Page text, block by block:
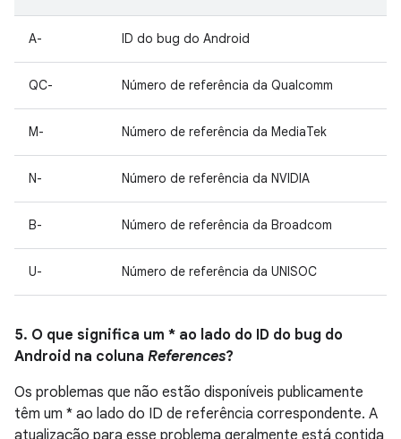
A- ID do bug do Android
QC- Número de referência da Qualcomm
M- Número de referência da MediaTek
N- Número de referência da NVIDIA
B- Número de referência da Broadcom
U- Número de referência da UNISOC
5. O que significa um * ao lado do ID do bug do
Android na coluna References?
Os problemas que não estão disponíveis publicamente
têm um * ao lado do ID de referência correspondente. A
atualização para esse problema geralmente está contida